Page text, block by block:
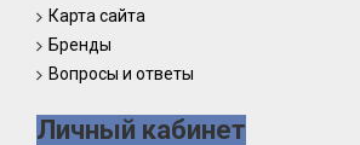
Карта сайта
Бренды
Вопросы и ответы
Личный кабинет